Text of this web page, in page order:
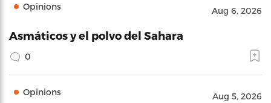
Opinions Aug 6, 2026
Asmáticos y el polvo del Sahara
0
Opinions Aug 5, 2026